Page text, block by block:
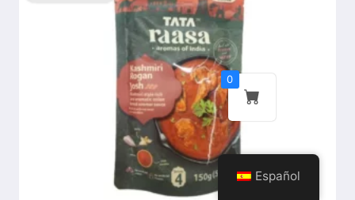
Español
0